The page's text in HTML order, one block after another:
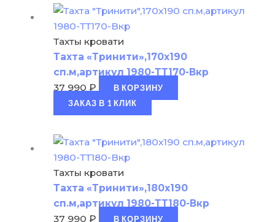
Тахты кровати
Тахта «Тринити»,170х190
сп.м,артикул 1980-ТТ170-Вкр
37 990 ₽
В КОРЗИНУ
ЗАКАЗ В 1 КЛИК
Тахты кровати
Тахта «Тринити»,180х190
сп.м,артикул 1980-ТТ180-Вкр
37 990 ₽ В КОРЗИНУ